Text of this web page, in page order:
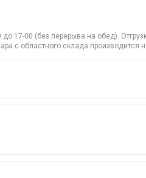
17-00 (без перерыва на обед).
с областного склада